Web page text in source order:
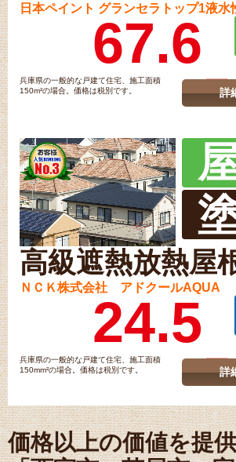
日本ペイント グランセラトップ1液水
67.6
兵庫県の一般的な戸建て住宅、施工面積
150m²の場合。価格は税別です。
詳
高級遮熱放熱屋
ＮＣＫ株式会社 アドクールAQUA
24.5
兵庫県の一般的な戸建て住宅、施工面積
150mm²の場合。価格は税別です。
詳
価格以上の価値を提